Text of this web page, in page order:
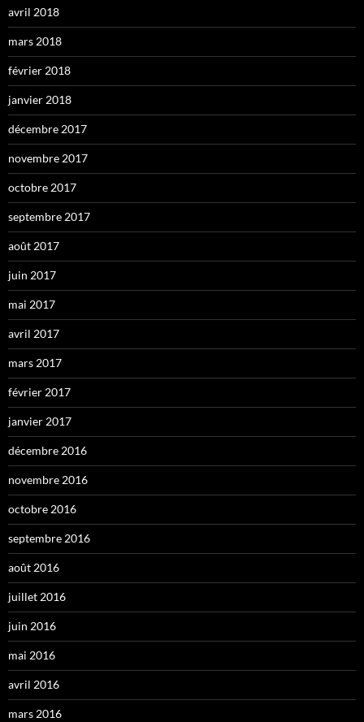
avril 2018
mars 2018
février 2018
janvier 2018
décembre 2017
novembre 2017
octobre 2017
septembre 2017
août 2017
juin 2017
mai 2017
avril 2017
mars 2017
février 2017
janvier 2017
décembre 2016
novembre 2016
octobre 2016
septembre 2016
août 2016
juillet 2016
juin 2016
mai 2016
avril 2016
mars 2016